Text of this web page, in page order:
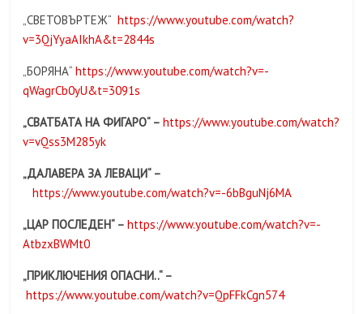
„СВЕТОВЪРТЕЖ“https://www.youtube.com/watch?
v=3QjYyaAIkhA&t=2844s
„БОРЯНА“https://www.youtube.com/watch?v=-
qWagrCb0yU&t=3091s
„СВАТБАТА НА ФИГАРО“ –https://www.youtube.com/watch?
v=vQss3M285yk
„ДАЛАВЕРА ЗА ЛЕВАЦИ“ –
https://www.youtube.com/watch?v=-6bBguNj6MA
„ЦАР ПОСЛЕДЕН“ –https://www.youtube.com/watch?v=-
AtbzxBWMt0
„ПРИКЛЮЧЕНИЯ ОПАСНИ..“ –
https://www.youtube.com/watch?v=QpFFkCgn574